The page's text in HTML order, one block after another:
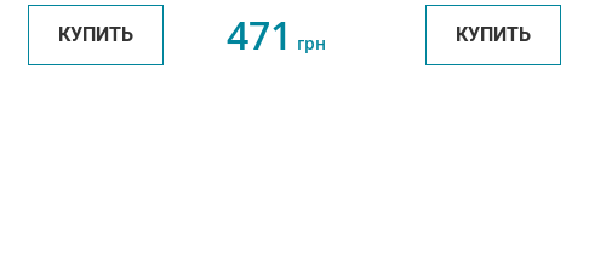
КУПИТЬ 471 грн КУПИТЬ